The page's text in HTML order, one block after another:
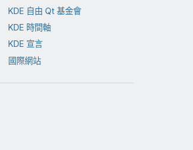
KDE 自由 Qt 基金會
KDE 時間軸
KDE 宣言
國際網站